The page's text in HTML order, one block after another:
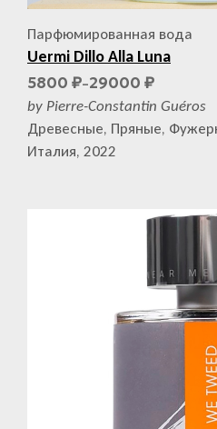
Парфюмированная вода
Uermi Dillo Alla Luna
5800 ₽–29000 ₽
by Pierre-Constantin Guéros
Древесные, Пряные,
Италия, 2022